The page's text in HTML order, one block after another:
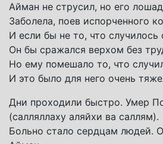
Айман не струсил, но его
Заболела, поев испорченного
И если бы не то, что
Он бы сражался верхом без
Но ему помешало то, что
И это было для него очень
Дни проходили быстро. Умер
(салляллаху аляйхи ва саллям).
Больно стало сердцам людей.